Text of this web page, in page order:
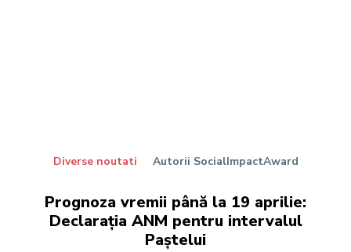
Diverse noutati Autorii SocialImpactAward
Prognoza vremii până la 19 aprilie:
Declarația ANM pentru intervalul
Paștelui